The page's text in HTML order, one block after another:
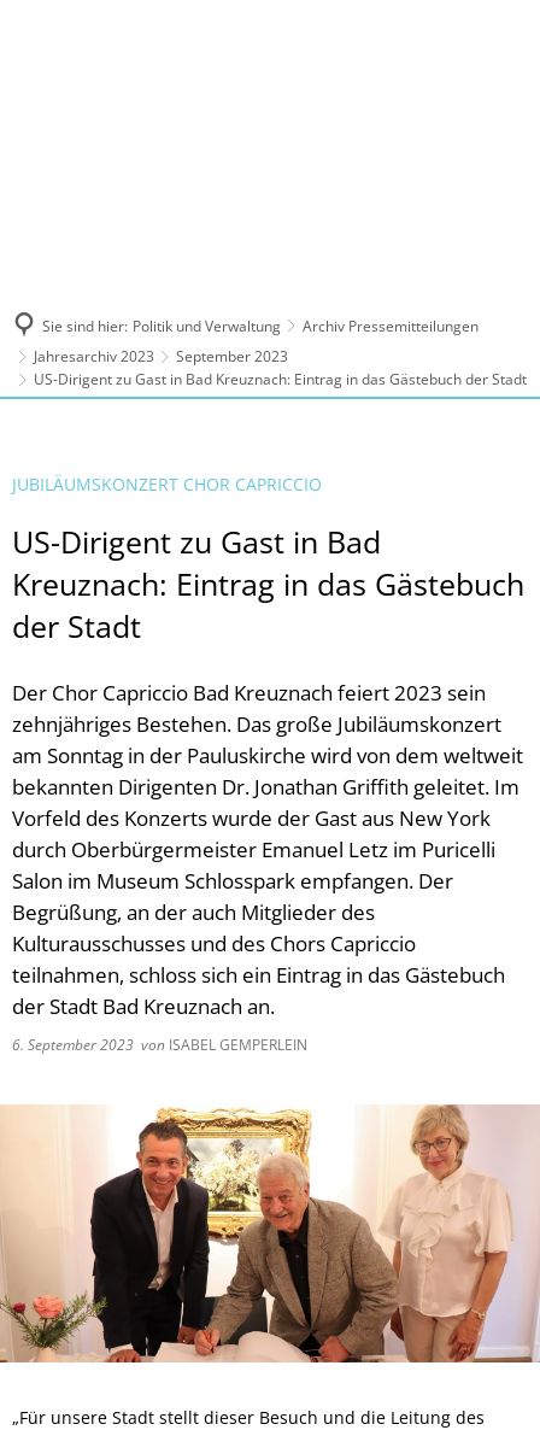
Sie sind hier: Politik und Verwaltung
Archiv Pressemitteilungen
Jahresarchiv 2023
September 2023
US-Dirigent zu Gast in Bad Kreuznach: Eintrag in das Gästebuch der Stadt
JUBILÄUMSKONZERT CHOR CAPRICCIO
US-Dirigent zu Gast in Bad
Kreuznach: Eintrag in das Gästebuch
der Stadt
Der Chor Capriccio Bad Kreuznach feiert 2023 sein
zehnjähriges Bestehen. Das große Jubiläumskonzert
am Sonntag in der Pauluskirche wird von dem weltweit
bekannten Dirigenten Dr. Jonathan Griffith geleitet. Im
Vorfeld des Konzerts wurde der Gast aus New York
durch Oberbürgermeister Emanuel Letz im Puricelli
Salon im Museum Schlosspark empfangen. Der
Begrüßung, an der auch Mitglieder des
Kulturausschusses und des Chors Capriccio
teilnahmen, schloss sich ein Eintrag in das Gästebuch
der Stadt Bad Kreuznach an.
6. September 2023 von ISABEL GEMPERLEIN
„Für unsere Stadt stellt dieser Besuch und die Leitung des